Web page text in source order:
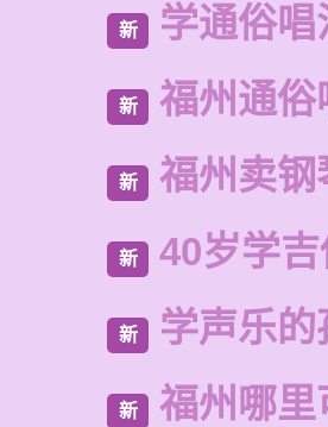
新 学通俗
新 福州通俗
新 福州卖钢
新 40岁学
新 学声乐
新 福州哪里